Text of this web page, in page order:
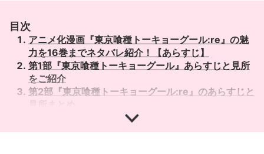
目次
アニメ化漫画『東京喰種トーキョーグール:re』の魅
力を16巻までネタバレ紹介！【あらすじ】
第1部『東京喰種トーキョーグール』あらすじと見所
をご紹介
第2部『東京喰種トーキョーグール:re』のあらすじと
見所まとめ
ネタバレ考察1：本当に正義なのか？揺らぐCCG
ネタバレ考察2：『東京喰種』連載時からの謎を秘め